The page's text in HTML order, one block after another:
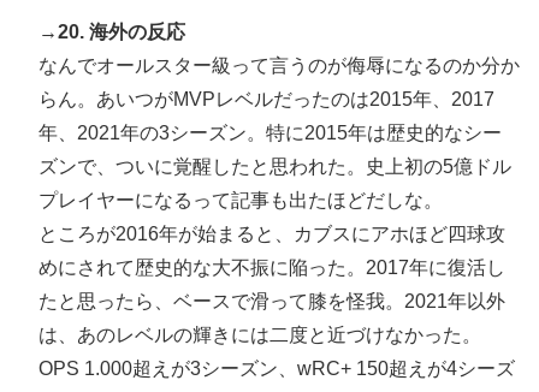
→20. 海外の反応
なんでオールスター級って言うのが侮辱になるのか分か
らん。あいつがMVPレベルだったのは2015年、2017
年、2021年の3シーズン。特に2015年は歴史的なシー
ズンで、ついに覚醒したと思われた。史上初の5億ドル
プレイヤーになるって記事も出たほどだしな。
ところが2016年が始まると、カブスにアホほど四球攻
めにされて歴史的な大不振に陥った。2017年に復活し
たと思ったら、ベースで滑って膝を怪我。2021年以外
は、あのレベルの輝きには二度と近づけなかった。
OPS 1.000超えが3シーズン、wRC+ 150超えが4シーズ